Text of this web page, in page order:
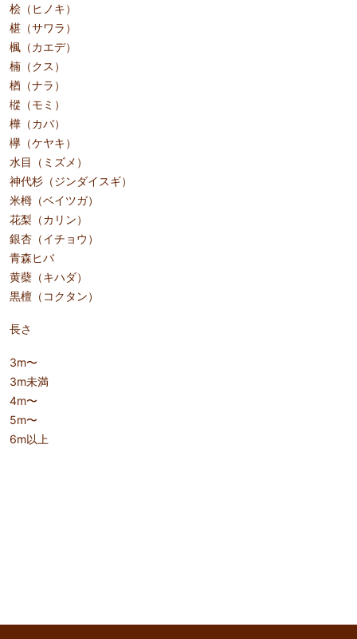
桧（ヒノキ）
椹（サワラ）
楓（カエデ）
楠（クス）
楢（ナラ）
樅（モミ）
樺（カバ）
欅（ケヤキ）
水目（ミズメ）
神代杉（ジンダイスギ）
米栂（ベイツガ）
花梨（カリン）
銀杏（イチョウ）
青森ヒバ
黄蘗（キハダ）
黒檀（コクタン）
長さ
3m〜
3m未満
4m〜
5m〜
6m以上